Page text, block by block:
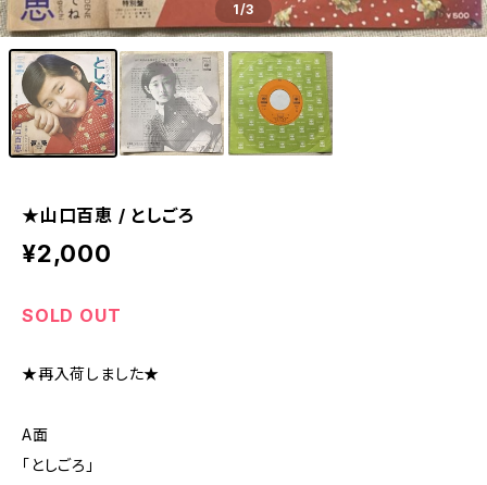
1/3
★山口百恵 / としごろ
¥2,000
SOLD OUT
★再入荷しました★
A面
「としごろ」